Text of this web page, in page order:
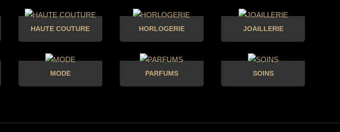
HAUTE COUTURE HORLOGERIE JOAILLERIE
MODE PARFUMS SOINS